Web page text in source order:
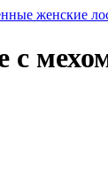
женские
с